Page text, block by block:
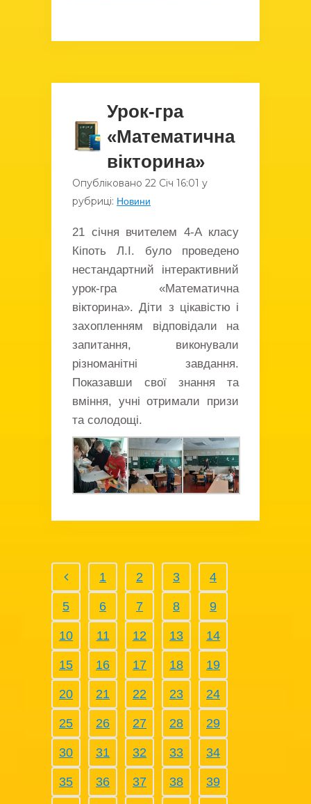
Урок-гра
«Математична
вікторина»
Опубліковано 22 Січ 16:01 у
рубриці: Новини
21 січня вчителем 4-А класу
Кіпоть Л.І. було проведено
нестандартний інтерактивний
урок-гра «Математична
вікторина». Діти з цікавістю і
захопленням відповідали на
запитання, виконували
різноманітні завдання.
Показавши свої знання та
вміння, учні отримали призи
та солодощі.
1 2 3 4
5 6 7 8 9
10 11 12 13 14
15 16 17 18 19
20 21 22 23 24
25 26 27 28 29
30 31 32 33 34
35 36 37 38 39